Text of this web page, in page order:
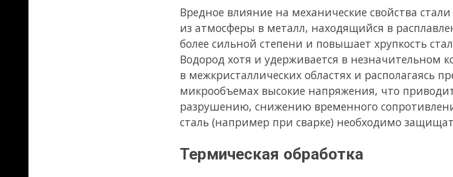
Структуры, образующиеся после закалки, придают стали высокую
снижается, а склонность к хрупкому разрушению повышается. Для
закаленной стали и образования желаемой структуры производится
при которой происходят желательное структурное превращение,
необходимого времени и затем медленное остывание.
Старению способствуют:
механические воздействия и особенно развитие пластических
температурные колебания, приводящие к изменению
Невысоким нагревом (до 150 – 200 С) можно резко усилить процесс